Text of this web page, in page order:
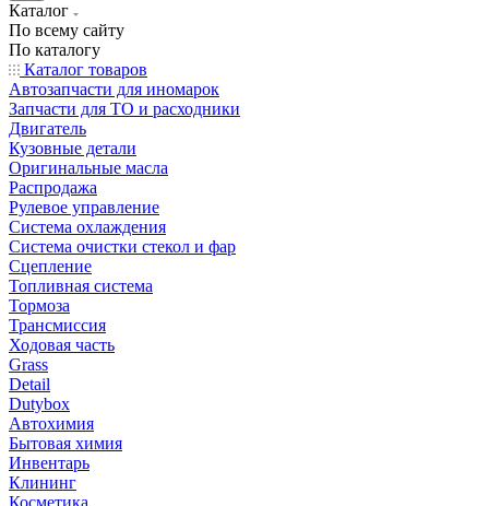
Каталог
По всему сайту
По каталогу
Каталог товаров
Автозапчасти для иномарок
Запчасти для ТО и расходники
Двигатель
Кузовные детали
Оригинальные масла
Распродажа
Рулевое управление
Система охлаждения
Система очистки стекол и фар
Сцепление
Топливная система
Тормоза
Трансмиссия
Ходовая часть
Grass
Detail
Dutybox
Автохимия
Бытовая химия
Инвентарь
Клининг
Косметика